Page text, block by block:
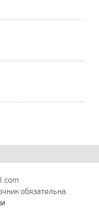
обязательна.